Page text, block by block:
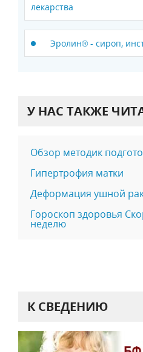
лекарства
Эролин® - сироп,
У НАС ТАКЖЕ
Обзор методик
Гипертрофия матки
Деформация ушной
Гороскоп здоровья
неделю
К СВЕДЕНИЮ